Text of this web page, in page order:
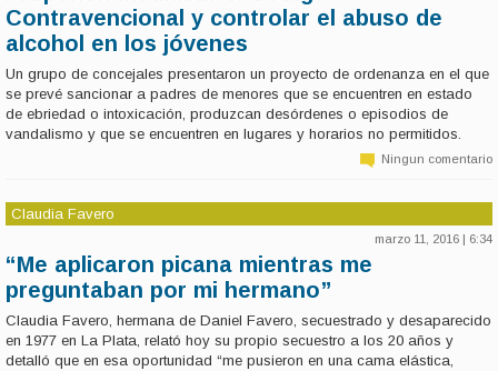
Contravencional y controlar el abuso de
alcohol en los jóvenes
Un grupo de concejales presentaron un proyecto de ordenanza en el que
se prevé sancionar a padres de menores que se encuentren en estado
de ebriedad o intoxicación, produzcan desórdenes o episodios de
vandalismo y que se encuentren en lugares y horarios no permitidos.
Ningun comentario
Claudia Favero
marzo 11, 2016 | 6:34
“Me aplicaron picana mientras me
preguntaban por mi hermano”
Claudia Favero, hermana de Daniel Favero, secuestrado y desaparecido
en 1977 en La Plata, relató hoy su propio secuestro a los 20 años y
detalló que en esa oportunidad “me pusieron en una cama elástica,